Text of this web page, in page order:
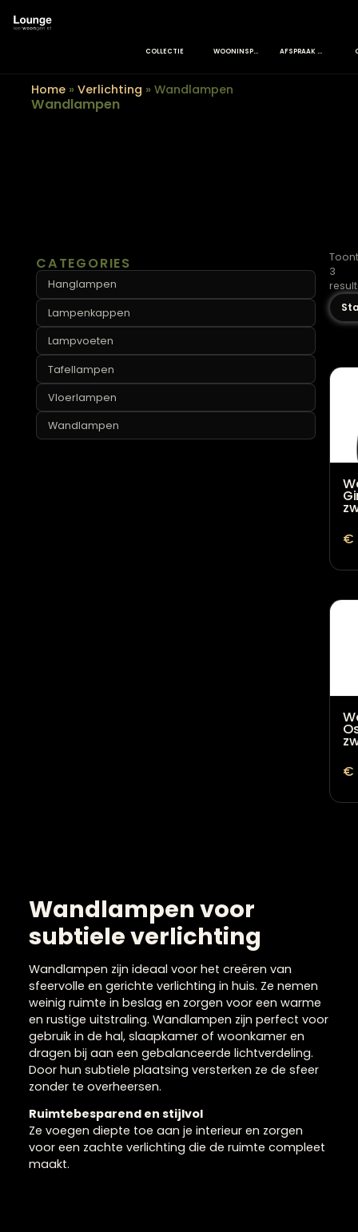
Home»Verlichting»Wandlampen
Wandlampen
CATEGORIES
Hanglampen
Lampenkappen
Lampvoeten
Tafellampen
Vloerlampen
Wandlampen voor
subtiele verlichting
Wandlampen zijn ideaal voor het creëren van
sfeervolle en gerichte verlichting in huis. Ze nemen
weinig ruimte in beslag en zorgen voor een warme
en rustige uitstraling. Wandlampen zijn perfect
gebruik in de hal, slaapkamer of woonkamer en
dragen bij aan een gebalanceerde lichtverdeling.